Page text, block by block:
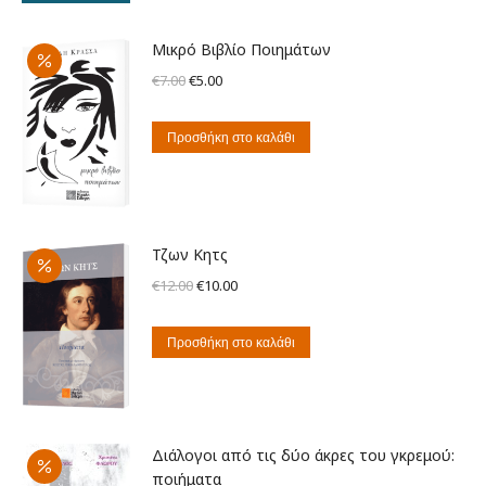
Μικρό Βιβλίο Ποιημάτων
€7.00Original
was:
€5.00Η
τιμή
Προσθήκη στο καλάθι
Τζων Κητς
€12.00Original
was:
€10.00Η
τιμή
Προσθήκη στο καλάθι
Διάλογοι από τις δύο άκρες του γκρεμού:
ποιήματα